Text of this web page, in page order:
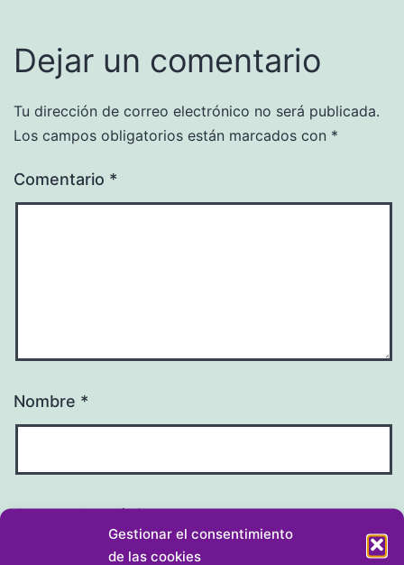
Gestionar el consentimiento
de las cookies
Dejar un comentario
Tu dirección de correo electrónico no será publicada.
Los campos obligatorios están marcados con *
Comentario *
Nombre *
Correo electrónico*